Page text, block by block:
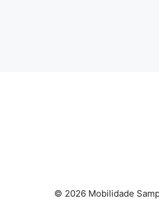
© 2026 Mobilidade